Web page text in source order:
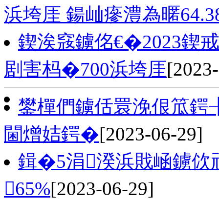
浜垮厓 鍚屾瘮澧為暱
鍥涘窛鐪佲€�2023鍥
剧害杩�700浜垮厓
鐢樿們鐪佸睘浼佷笟
閫熷姞鍔�[2023-06-29]
鍓�5涓湀浜戝崡鐪佽
65%[2023-06-29]